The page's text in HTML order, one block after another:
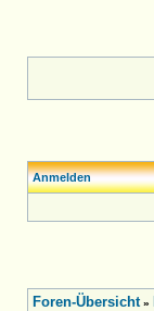
Anmelden
Foren-Übersicht»